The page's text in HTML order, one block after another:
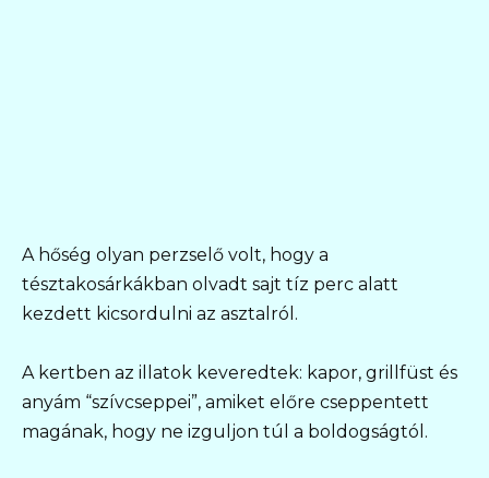
A hőség olyan perzselő volt, hogy a
tésztakosárkákban olvadt sajt tíz perc alatt
kezdett kicsordulni az asztalról.
A kertben az illatok keveredtek: kapor, grillfüst és
anyám “szívcseppei”, amiket előre cseppentett
magának, hogy ne izguljon túl a boldogságtól.